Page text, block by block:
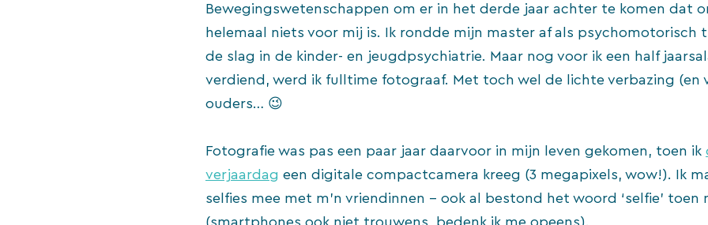
Bewegingswetenschappen om er in het derde jaar achter te komen dat
helemaal niets voor mij is. Ik rondde mijn master af als psychomotorisch
de slag in de kinder- en jeugdpsychiatrie. Maar nog voor ik een half
verdiend, werd ik fulltime fotograaf. Met toch wel de lichte verbazing (en
ouders… 😉
Fotografie was pas een paar jaar daarvoor in mijn leven gekomen, toen ik
verjaardag een digitale compactcamera kreeg (3 megapixels, wow!). Ik
selfies mee met m’n vriendinnen – ook al bestond het woord ‘selfie’ toen
(smartphones ook niet trouwens, bedenk ik me opeens).